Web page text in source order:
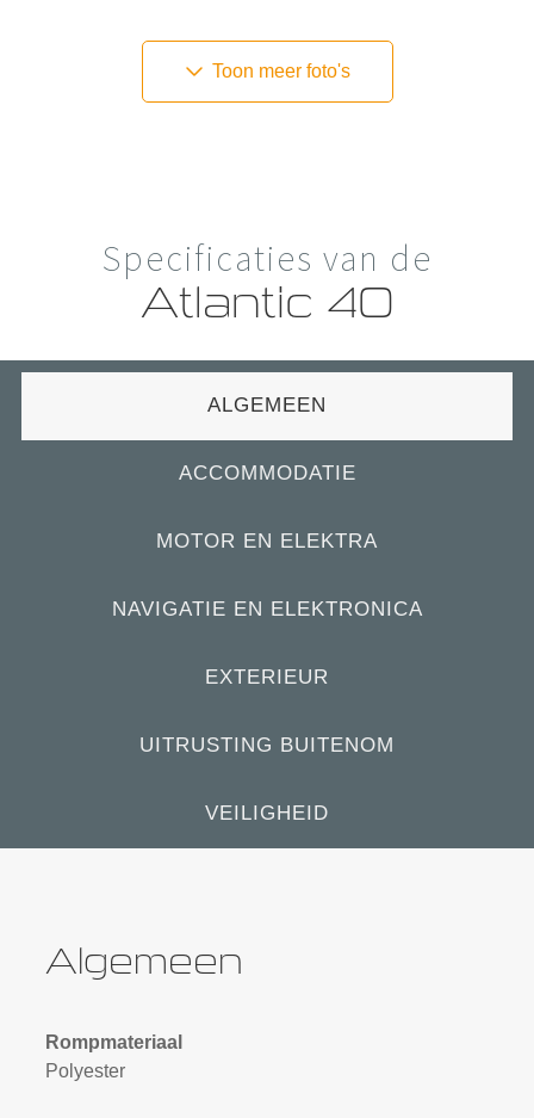
Toon meer foto's
Specificaties van de
Atlantic 40
Algemeen
Rompmateriaal
Polyester
ALGEMEEN
ACCOMMODATIE
MOTOR EN ELEKTRA
NAVIGATIE EN ELEKTRONICA
EXTERIEUR
UITRUSTING BUITENOM
VEILIGHEID